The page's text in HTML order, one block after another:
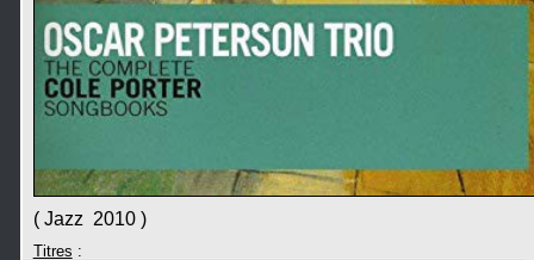
( Jazz 2010 )
Titres :